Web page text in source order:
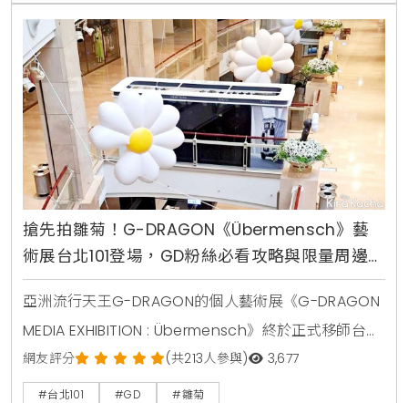
更是一次前所未有的藝術盛事，讓粉絲們能全方位進入
G-DRAGON
搶先拍雛菊！G-DRAGON《Übermensch》藝
術展台北101登場，GD粉絲必看攻略與限量周邊解
析
亞洲流行天王G-DRAGON的個人藝術展《G-DRAGON
MEDIA EXHIBITION : Übermensch》終於正式移師台
灣，這場備受矚目的藝術盛事選擇在象徵城市潮流地標
的台北101盛大舉辦。這不僅僅是一場單純的展覽，GD
網友評分 (共213人參與) 3,677
#台北101 #GD #雛菊